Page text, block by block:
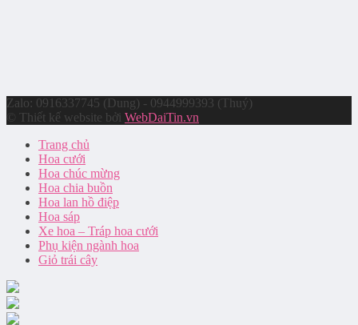
Zalo: 0916337745 (Dung) - 0944999393 (Thuý)
© Thiết kế website bởi WebDaiTin.vn
Trang chủ
Hoa cưới
Hoa chúc mừng
Hoa chia buồn
Hoa lan hồ điệp
Hoa sáp
Xe hoa – Tráp hoa cưới
Phụ kiện ngành hoa
Giỏ trái cây